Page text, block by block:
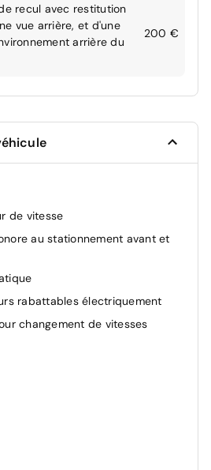
recul avec restitution
vue arrière, et d'une
arrière du
200 €
de vitesse
au stationnement avant et
rabattables électriquement
changement de vitesses
réglable manuellement en
manuellement